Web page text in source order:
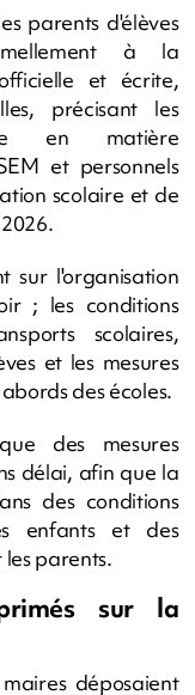
parents d'élèves
à la
et écrite,
précisant les
en matière
et personnels
scolaire et de
sur l'organisation
; les conditions
scolaires,
et les mesures
des écoles.
des mesures
délai, afin que la
des conditions
enfants et des
parents.
sur la
déposaient